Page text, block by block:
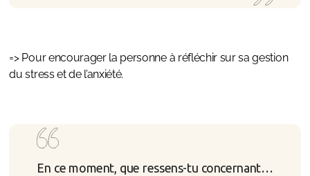
=> Pour encourager la personne à réfléchir sur sa gestion
du stress et de l’anxiété.
En ce moment, que ressens-tu concernant…